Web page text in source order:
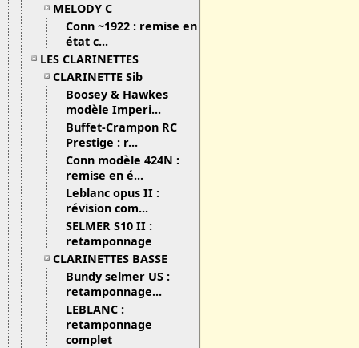
MELODY C
Conn ~1922 : remise en
état c...
LES CLARINETTES
CLARINETTE Sib
Boosey & Hawkes
modèle Imperi...
Buffet-Crampon RC
Prestige : r...
Conn modèle 424N :
remise en é...
Leblanc opus II :
révision com...
SELMER S10 II :
retamponnage
CLARINETTES BASSE
Bundy selmer US :
retamponnage...
LEBLANC :
retamponnage
complet